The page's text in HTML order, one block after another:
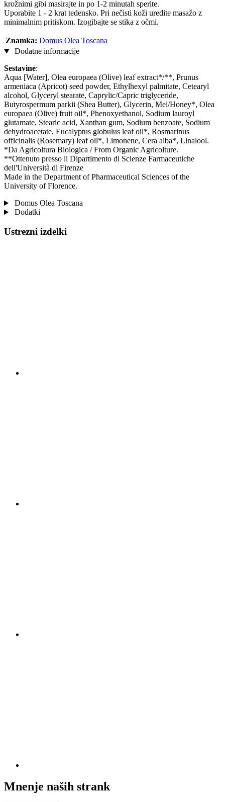
krožnimi gibi masirajte in po 1-2 minutah sperite.
Uporabite 1 - 2 krat tedensko. Pri nečisti koži uredite masažo z
minimalnim pritiskom. Izogibajte se stika z očmi.
Znamka: Domus Olea Toscana
Dodatne informacije
Sestavine:
Aqua [Water], Olea europaea (Olive) leaf extract*/**, Prunus
armeniaca (Apricot) seed powder, Ethylhexyl palmitate, Cetearyl
alcohol, Glyceryl stearate, Caprylic/Capric triglyceride,
Butyrospermum parkii (Shea Butter), Glycerin, Mel/Honey*, Olea
europaea (Olive) fruit oil*, Phenoxyethanol, Sodium lauroyl
glutamate, Stearic acid, Xanthan gum, Sodium benzoate, Sodium
dehydroacetate, Eucalyptus globulus leaf oil*, Rosmarinus
officinalis (Rosemary) leaf oil*, Limonene, Cera alba*, Linalool.
*Da Agricoltura Biologica / From Organic Agricolture.
**Ottenuto presso il Dipartimento di Scienze Farmaceutiche
dell'Università di Firenze
Made in the Department of Pharmaceutical Sciences of the
University of Florence.
Domus Olea Toscana
Dodatki
Ustrezni izdelki
Mnenje naših strank